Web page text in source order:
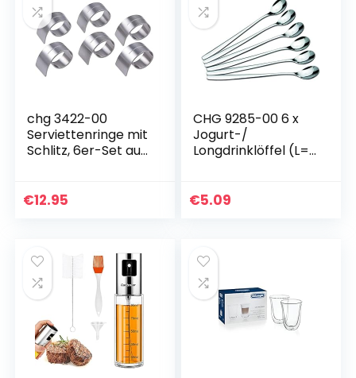
chg 3422-00
Serviettenringe mit
Schlitz, 6er-Set aus
Durchmesser 4,2 –
€12.95
CHG 9285-00 6 x
Jogurt-/
Longdrinklöffel (L=
€5.09